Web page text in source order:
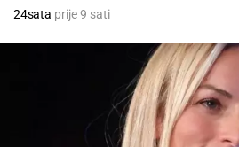
24sata prije 9 sati